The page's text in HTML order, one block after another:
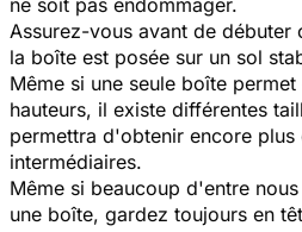
Assurez-vous avant de débuter
la boîte est posée sur un sol
Même si une seule boîte
hauteurs, il existe différentes
permettra d'obtenir encore plus
intermédiaires.
Même si beaucoup d'entre
une boîte, gardez toujours en